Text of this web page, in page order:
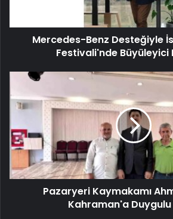
Mercedes-Benz Desteğiyle
Festivali'nde Büyüleyici
Pazaryeri Kaymakamı
Kahraman'a